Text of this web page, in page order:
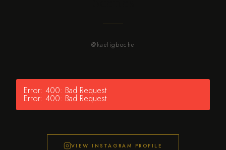
@kaeligboche
Error: 400: Bad Request
Error: 400: Bad Request
VIEW INSTAGRAM PROFILE